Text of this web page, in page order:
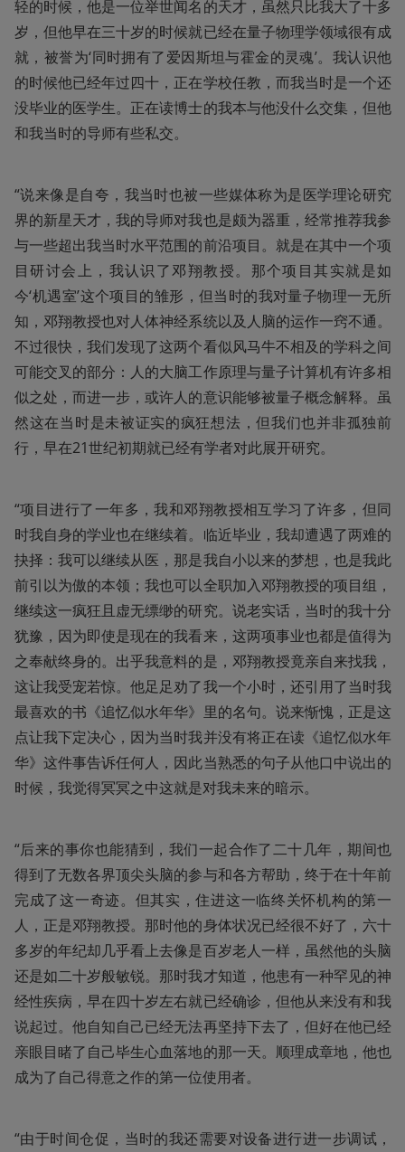
轻的时候，他是一位举世闻名的天才，虽然只比我大了十多
岁，但他早在三十岁的时候就已经在量子物理学领域很有成
就，被誉为‘同时拥有了爱因斯坦与霍金的灵魂’。我认识他
的时候他已经年过四十，正在学校任教，而我当时是一个还
没毕业的医学生。正在读博士的我本与他没什么交集，但他
和我当时的导师有些私交。
“说来像是自夸，我当时也被一些媒体称为是医学理论研究
界的新星天才，我的导师对我也是颇为器重，经常推荐我参
与一些超出我当时水平范围的前沿项目。就是在其中一个项
目研讨会上，我认识了邓翔教授。那个项目其实就是如
今‘机遇室’这个项目的雏形，但当时的我对量子物理一无所
知，邓翔教授也对人体神经系统以及人脑的运作一窍不通。
不过很快，我们发现了这两个看似风马牛不相及的学科之间
可能交叉的部分：人的大脑工作原理与量子计算机有许多相
似之处，而进一步，或许人的意识能够被量子概念解释。虽
然这在当时是未被证实的疯狂想法，但我们也并非孤独前
行，早在21世纪初期就已经有学者对此展开研究。
“项目进行了一年多，我和邓翔教授相互学习了许多，但同
时我自身的学业也在继续着。临近毕业，我却遭遇了两难的
抉择：我可以继续从医，那是我自小以来的梦想，也是我此
前引以为傲的本领；我也可以全职加入邓翔教授的项目组，
继续这一疯狂且虚无缥缈的研究。说老实话，当时的我十分
犹豫，因为即使是现在的我看来，这两项事业也都是值得为
之奉献终身的。出乎我意料的是，邓翔教授竟亲自来找我，
这让我受宠若惊。他足足劝了我一个小时，还引用了当时我
最喜欢的书《追忆似水年华》里的名句。说来惭愧，正是这
点让我下定决心，因为当时我并没有将正在读《追忆似水年
华》这件事告诉任何人，因此当熟悉的句子从他口中说出的
时候，我觉得冥冥之中这就是对我未来的暗示。
“后来的事你也能猜到，我们一起合作了二十几年，期间也
得到了无数各界顶尖头脑的参与和各方帮助，终于在十年前
完成了这一奇迹。但其实，住进这一临终关怀机构的第一
人，正是邓翔教授。那时他的身体状况已经很不好了，六十
多岁的年纪却几乎看上去像是百岁老人一样，虽然他的头脑
还是如二十岁般敏锐。那时我才知道，他患有一种罕见的神
经性疾病，早在四十岁左右就已经确诊，但他从来没有和我
说起过。他自知自己已经无法再坚持下去了，但好在他已经
亲眼目睹了自己毕生心血落地的那一天。顺理成章地，他也
成为了自己得意之作的第一位使用者。
“由于时间仓促，当时的我还需要对设备进行进一步调试，